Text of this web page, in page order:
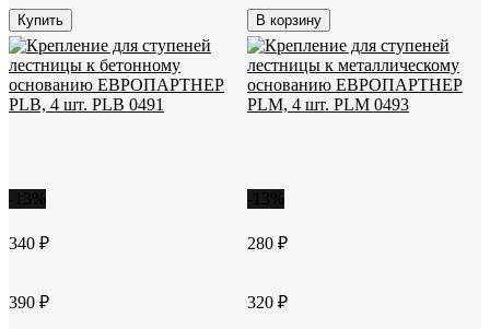
Купить В корзину
340 ₽
390 ₽
280 ₽
320 ₽